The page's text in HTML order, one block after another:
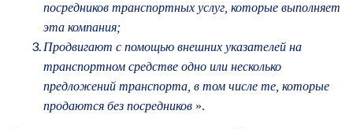
посредников транспортных услуг, которые выполняет
эта компания;
Продвигают с помощью внешних указателей на
транспортном средстве одно или несколько
предложений транспорта, в том числе те, которые
продаются без посредников ».